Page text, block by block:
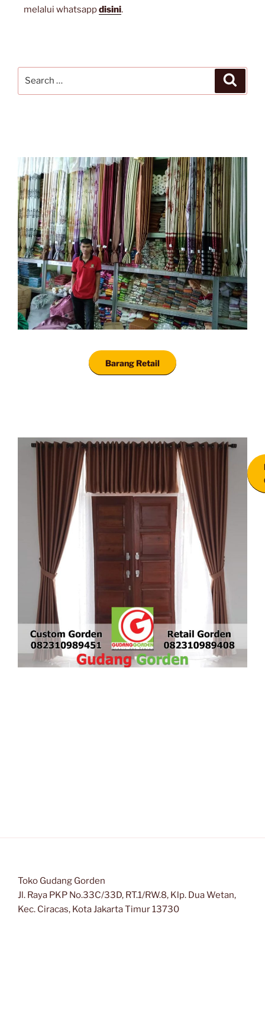
melalui whatsappdisini.
Barang Retail
Toko Gudang Gorden
Jl. Raya PKP No.33C/33D, RT.1/RW.8, Klp. Dua Wetan,
Kec. Ciracas, Kota Jakarta Timur 13730